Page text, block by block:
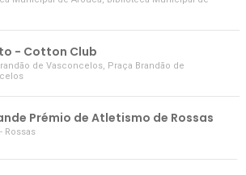
- Cotton Club
de Vasconcelos, Praça Brandão de
Prémio de Atletismo de Rossas
Rossas